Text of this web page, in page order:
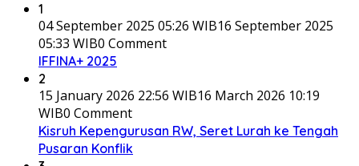
1
04 September 2025 05:26 WIB16 September 2025
05:33 WIB0 Comment
IFFINA+ 2025
2
15 January 2026 22:56 WIB16 March 2026 10:19
WIB0 Comment
Kisruh Kepengurusan RW, Seret Lurah ke Tengah
Pusaran Konflik